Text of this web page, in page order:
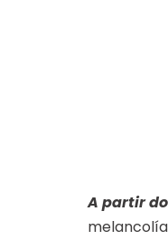
A partir